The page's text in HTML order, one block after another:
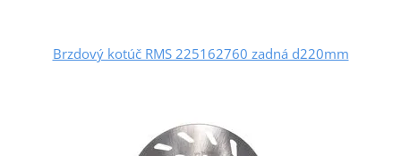
Brzdový kotúč RMS 225162760 zadná d220mm